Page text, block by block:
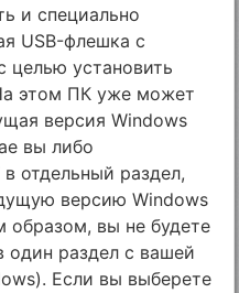
и специально
USB-флешка с
целью установить
этом ПК уже может
версия Windows
вы либо
отдельный раздел,
версию Windows
образом, вы не будете
один раздел с вашей
Если вы выберете